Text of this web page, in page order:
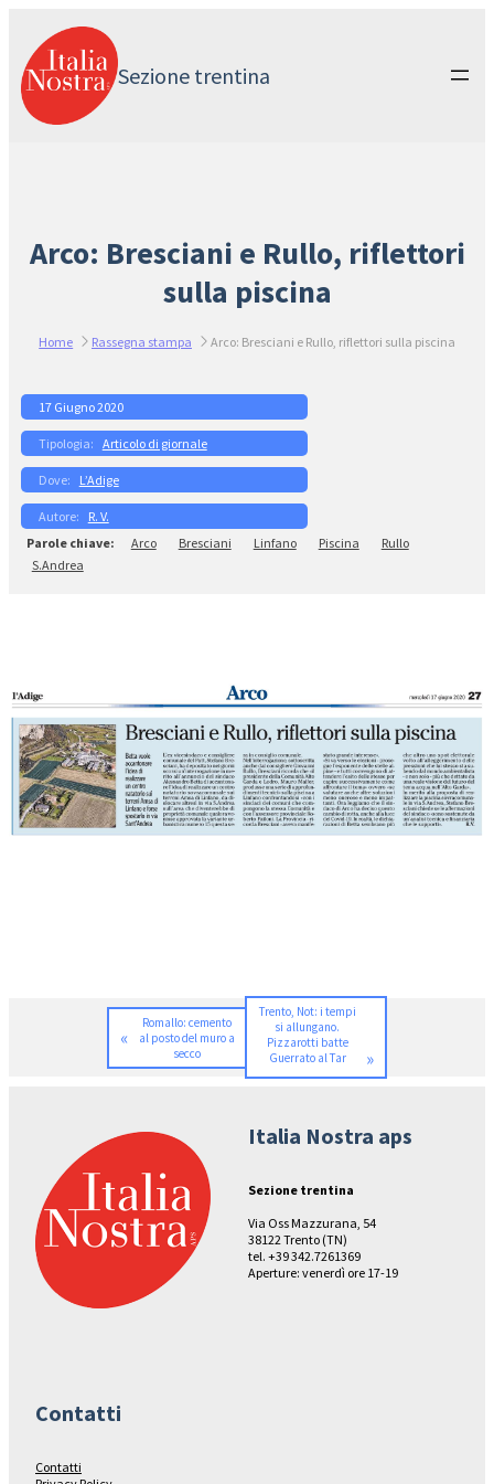
contenuto
Sezione trentina
Arco: Bresciani e Rullo, riflettori
sulla piscina
Home Rassegna stampa Arco: Bresciani e Rullo, riflettori sulla piscina
17 Giugno 2020
Articolo di giornale
L’Adige
R. V.
Arco
Bresciani Linfano Piscina
Rullo
S.Andrea
«
Romallo: cemento
al posto del muro a
secco
Trento, Not: i tempi
si allungano.
Pizzarotti batte
Guerrato al Tar
»
Italia Nostra aps
Sezione trentina
Via Oss Mazzurana, 54
38122 Trento (TN)
tel. +39 342.7261369
Aperture: venerdì ore 17-19
Contatti
Contatti